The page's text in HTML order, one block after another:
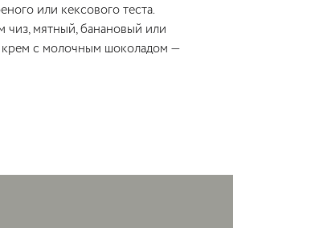
или кексового теста.
мятный, банановый или
крем с молочным шоколадом —